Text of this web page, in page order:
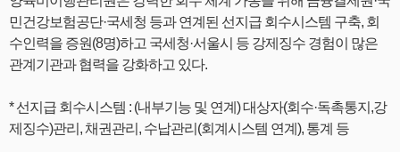
민건강보험공단·국세청 등과 연계된 선지급 회수시스템 구축, 회
수인력을 증원(8명)하고 국세청·서울시 등 강제징수 경험이 많은
관계기관과 협력을 강화하고 있다.
*선지급 회수시스템 : (내부기능 및 연계) 대상자(회수·독촉통지,강
제징수)관리, 채권관리, 수납관리(회계시스템 연계), 통계 등